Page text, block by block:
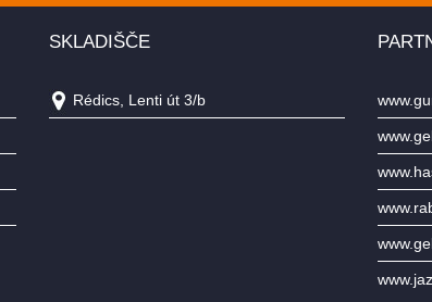
SKLADIŠČE
Rédics, Lenti út 3/b